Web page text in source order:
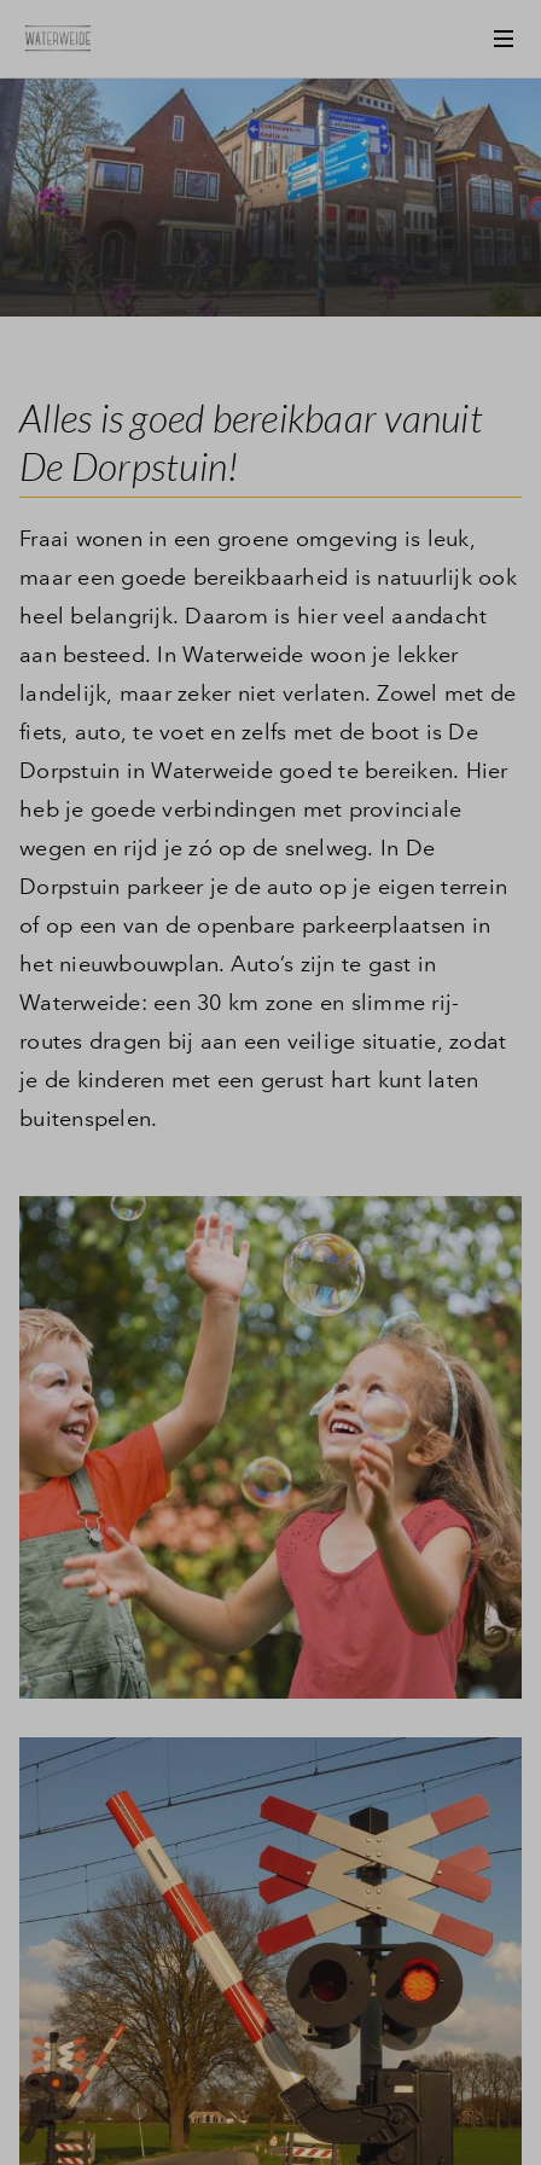
Alles is goed bereikbaar vanuit
De Dorpstuin!
Fraai wonen in een groene omgeving is leuk,
maar een goede bereikbaarheid is natuurlijk ook
heel belangrijk. Daarom is hier veel aandacht
aan besteed. In Waterweide woon je lekker
landelijk, maar zeker niet verlaten. Zowel met de
fiets, auto, te voet en zelfs met de boot is De
Dorpstuin in Waterweide goed te bereiken. Hier
heb je goede verbindingen met provinciale
wegen en rijd je zó op de snelweg. In De
Dorpstuin parkeer je de auto op je eigen terrein
of op een van de openbare parkeerplaatsen in
het nieuwbouwplan. Auto’s zijn te gast in
Waterweide: een 30 km zone en slimme rij-
routes dragen bij aan een veilige situatie, zodat
je de kinderen met een gerust hart kunt laten
buitenspelen.